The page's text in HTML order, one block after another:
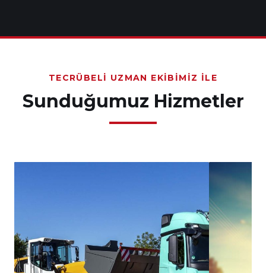
TECRÜBELI UZMAN EKIBIMIZ İLE
Sunduğumuz Hizmetler